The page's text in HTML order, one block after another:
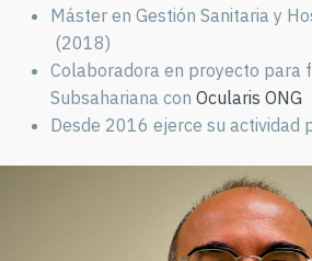
Máster en Gestión Sanitaria y
(2018)
Colaboradora en proyecto para
Subsahariana con Ocularis ONG
Desde 2016 ejerce su actividad